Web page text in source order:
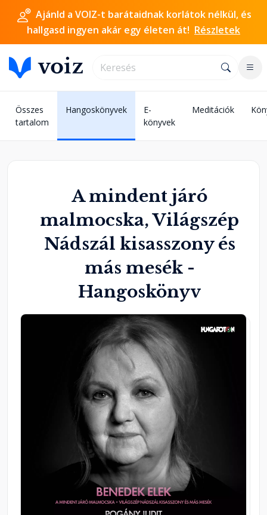
Ajánld a VOIZ-t barátaidnak korlátok nélkül, és
hallgasd ingyen akár egy életen át! Részletek
Összes
tartalom
Hangoskönyvek
E-
könyvek
Meditációk
A mindent járó
malmocska, Világszép
Nádszál kisasszony és
más mesék -
Hangoskönyv